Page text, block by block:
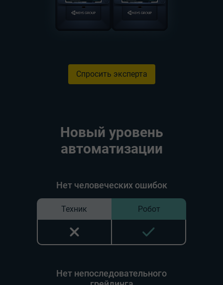
Спросить эксперта
Новый уровень
автоматизации
Нет человеческих ошибок
Техник Робот
Нет непоследовательного